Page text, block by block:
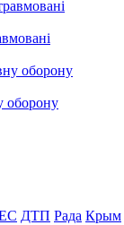
оборону
ДТП Рада Крым